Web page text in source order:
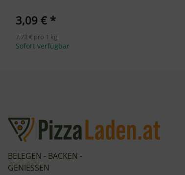
3,09 € *
7,73 € pro 1 kg
Sofort verfügbar
BELEGEN - BACKEN -
GENIESSEN